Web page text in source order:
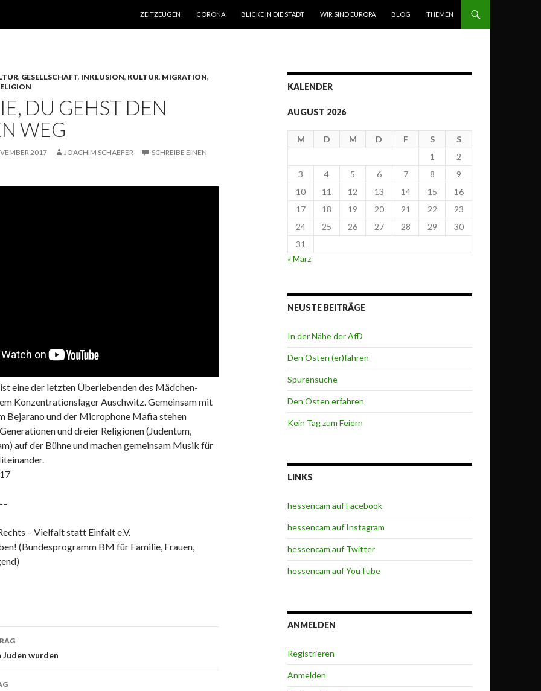
ZEITZEUGEN
CORONA BLICKE IN DIE STADT WIR SIND EUROPA BLOG THEMEN
, GESELLSCHAFT, INKLUSION, KULTUR, MIGRATION,
DU GEHST DEN
WEG
2017 JOACHIM SCHAEFER
SCHREIBE EINEN
eine der letzten Überlebenden des Mädchen­
Konzentrations­lager Auschwitz. Gemeinsam mit
Bejarano und der Microphone Mafia stehen
und dreier Religionen (Judentum,
auf der Bühne und machen gemeinsam Musik für
– Vielfalt statt Einfalt e.V.
(Bundesprogramm BM für Familie, Frauen,
Juden wurden
KALENDER
AUGUST 2026
M D M D F S
S
1
2
3
4 5 6 7 8
9
10
11 12 13 14 15
16
17
18 19 20 21 22
23
24
25 26 27 28 29
30
31
« März
NEUSTE BEITRÄGE
In der Nähe der AfD
Den Osten (er)fahren
Spurensuche
Den Osten erfahren
Kein Tag zum Feiern
LINKS
hessencam auf Facebook
hessencam auf Instagram
hessencam auf Twitter
hessencam auf YouTube
ANMELDEN
Registrieren
Anmelden